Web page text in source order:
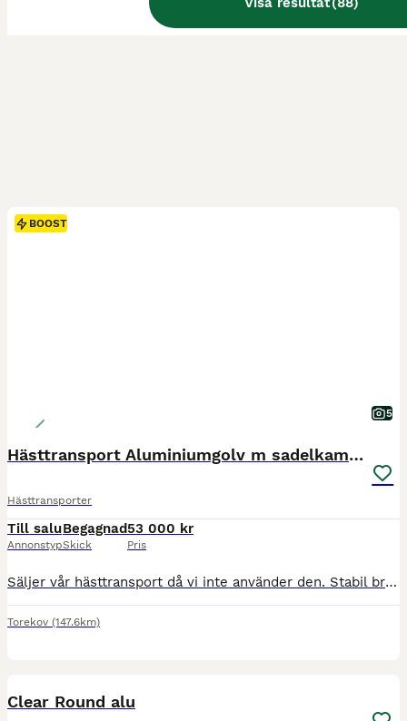
BOOST
5
Hästtransport Aluminiumgolv m sadelkammare
Hästtransporter
Till salu
Annonstyp
Begagnad
Skick
53 000 kr
Pris
Säljer vår hästtransport då vi inte använder den. Stabil bra transport som ligger bra på vägen. Från 2015 Aluminium golv och väggar av glasfiber Sadelkammare Kamera från biltema Allvädersdäck från 2025 Besiktigad till 20270430 Service bromsar 2024 Nytt hjullager vä fram Maj 2026 Lång bom och en dörr ingår. Finns utanför Båstad i sommar. Kommer flyttas till Lund ca 8 Au
Torekov (147.6km)
Clear Round alu